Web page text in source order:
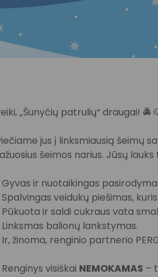
„Šunyčių patrulių“ draugai! 🚔
jus į linksmiausią šeimų
šeimos narius. Jūsų
Gyvas ir nuotaikingas
Spalvingas veidukų piešimas,
Pūkuota ir saldi cukraus vata
Linksmas balionų lankstymas.
Ir, žinoma, renginio partnerio
Renginys visiškai NEMOKAMAS –